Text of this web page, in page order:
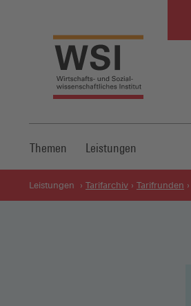
Themen Leistungen
Leistungen Tarifarchiv Tarifrunden